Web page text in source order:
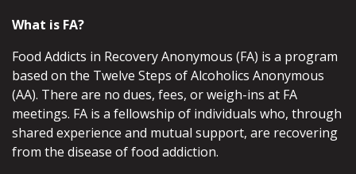
What is FA?
Food Addicts in Recovery Anonymous (FA) is a program
based on the Twelve Steps of Alcoholics Anonymous
(AA). There are no dues, fees, or weigh-ins at FA
meetings. FA is a fellowship of individuals who, through
shared experience and mutual support, are recovering
from the disease of food addiction.